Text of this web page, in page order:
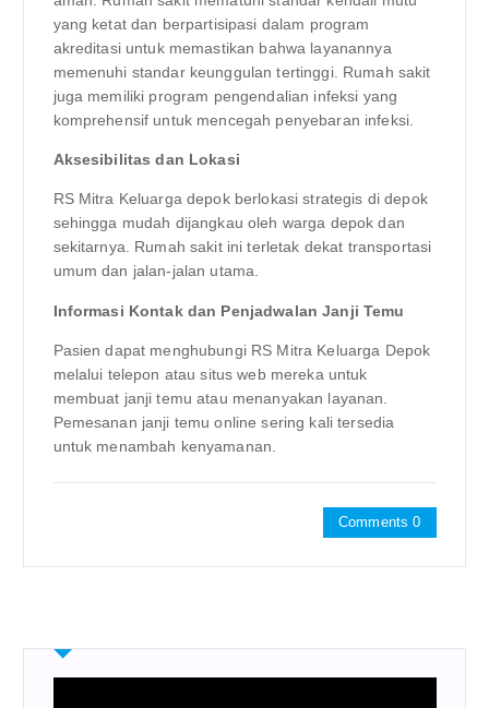
yang ketat dan berpartisipasi dalam program
akreditasi untuk memastikan bahwa layanannya
memenuhi standar keunggulan tertinggi. Rumah sakit
juga memiliki program pengendalian infeksi yang
komprehensif untuk mencegah penyebaran infeksi.
Aksesibilitas dan Lokasi
RS Mitra Keluarga depok berlokasi strategis di depok
sehingga mudah dijangkau oleh warga depok dan
sekitarnya. Rumah sakit ini terletak dekat transportasi
umum dan jalan-jalan utama.
Informasi Kontak dan Penjadwalan Janji Temu
Pasien dapat menghubungi RS Mitra Keluarga Depok
melalui telepon atau situs web mereka untuk
membuat janji temu atau menanyakan layanan.
Pemesanan janji temu online sering kali tersedia
untuk menambah kenyamanan.
Comments 0